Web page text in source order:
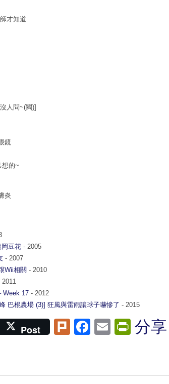
才知道
人問~(閩)]
鏡
想的~
炎
岡豆花 - 2005
- 2007
Wii相關 - 2010
2011
Week 17 - 2012
巴棍農場 (3)] 狂風與雷雨讓球子嚇慘了 - 2015
Post PlurkFacebook
Email分享